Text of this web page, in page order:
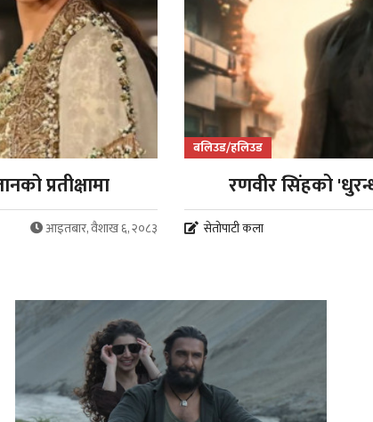
प्रतीक्षामा
आइतबार, वैशाख ६, २०८३
बलिउड/हलिउड
रणवीर सिंहको
सेतोपाटी कला